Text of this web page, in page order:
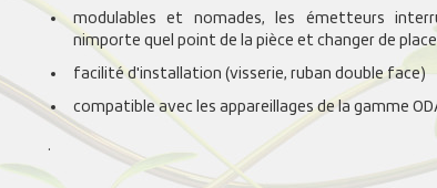
modulables et nomades, les émetteurs
nimporte quel point de la pièce et changer de
facilité d'installation (visserie, ruban double face)
compatible avec les appareillages de la gamme
.